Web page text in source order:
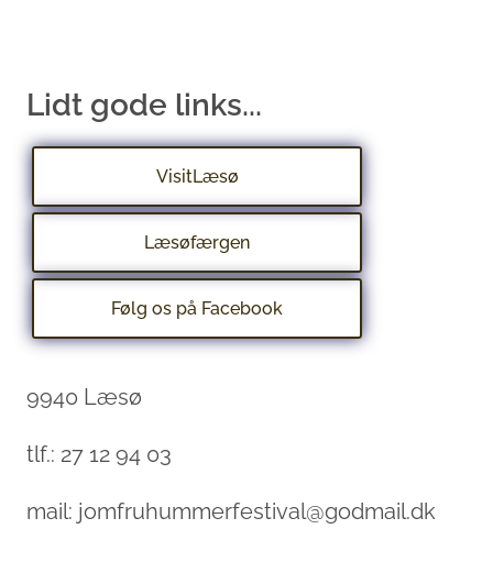
Lidt gode links...
VisitLæsø
Læsøfærgen
Følg os på Facebook
9940 Læsø
tlf.: 27 12 94 03
mail: jomfruhummerfestival@godmail.dk